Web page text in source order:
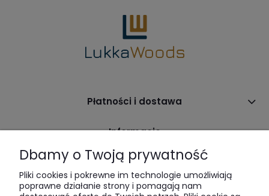
Płatności i dostawa
Informacje
O nas
Dbamy o Twoją prywatność
Pliki cookies i pokrewne im technologie umożliwiają
poprawne działanie strony i pomagają nam